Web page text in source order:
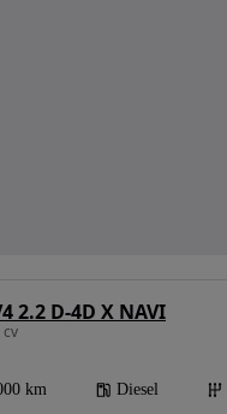
2.2 D-4D X NAVI
cv
km Diesel